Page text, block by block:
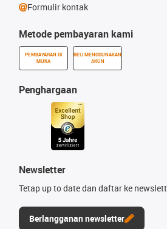
Metode pembayaran kami
PEMBAYARAN DI
MUKA
BELI MENGGUNAKAN
AKUN
Penghargaan
Newsletter
Tetap up to date dan daftar ke
Berlangganan newsletter
Formulir kontak